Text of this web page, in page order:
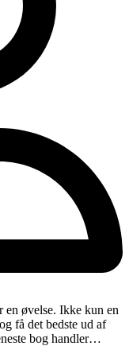
en øvelse. Ikke kun en
få det bedste ud af
bog handler…